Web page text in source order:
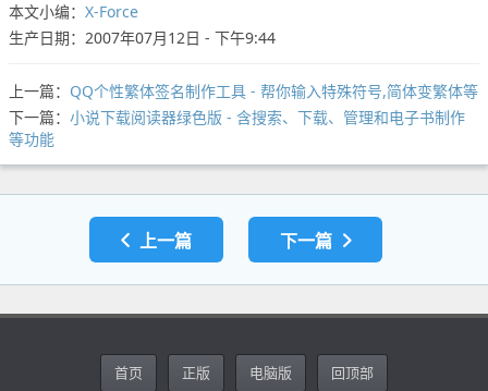
本文小编： X-Force
生产日期：2007年07月12日 - 下午9:44
上一篇： QQ个性繁体签名制作工具 - 帮你输入特殊符号,简体变繁体等
下一篇： 小说下载阅读器绿色版 - 含搜索、下载、管理和电子书制作
等功能
上一篇 下一篇
首页 正版 电脑版 回顶部